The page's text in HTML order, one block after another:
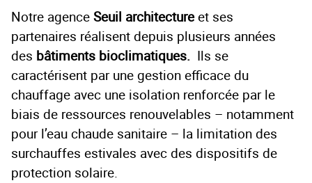
Notre agenceSeuil architectureet ses
partenaires réalisent depuis plusieurs années
des bâtiments bioclimatiques. Ils se
caractérisent par une gestion efficace du
chauffage avec une isolation renforcée par le
biais de ressources renouvelables – notamment
pour l’eau chaude sanitaire – la limitation des
surchauffes estivales avec des dispositifs de
protection solaire.